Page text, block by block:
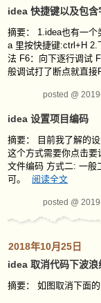
idea 快捷键以及包含
摘要： 1.idea也有一
a 里按快捷键:ctrl+H 2.
法 F6：向下逐行调试
般调试打了断点就直接
posted @
idea 设置项目编码
摘要： 目前我了解的
这个方式需要你点击
文件编码 方式二: 一般
可。
阅读全文
posted @
2018年10月25日
idea 取消代码下波浪
摘要： 如图取消下面